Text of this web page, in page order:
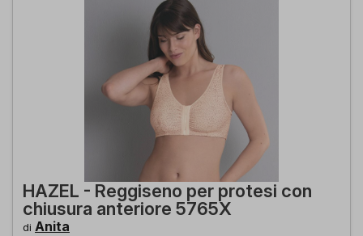
HAZEL - Reggiseno per protesi con
chiusura anteriore 5765X
di Anita